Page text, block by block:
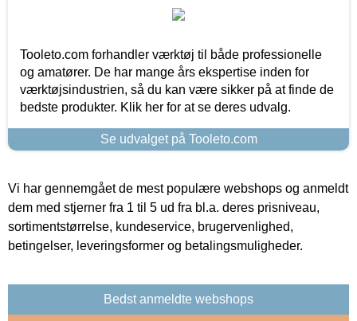
Tooleto.com forhandler værktøj til både professionelle
og amatører. De har mange års ekspertise inden for
værktøjsindustrien, så du kan være sikker på at finde de
bedste produkter. Klik her for at se deres udvalg.
Se udvalget på Tooleto.com
Vi har gennemgået de mest populære webshops og anmeldt
dem med stjerner fra 1 til 5 ud fra bl.a. deres prisniveau,
sortimentstørrelse, kundeservice, brugervenlighed,
betingelser, leveringsformer og betalingsmuligheder.
Bedst anmeldte webshops